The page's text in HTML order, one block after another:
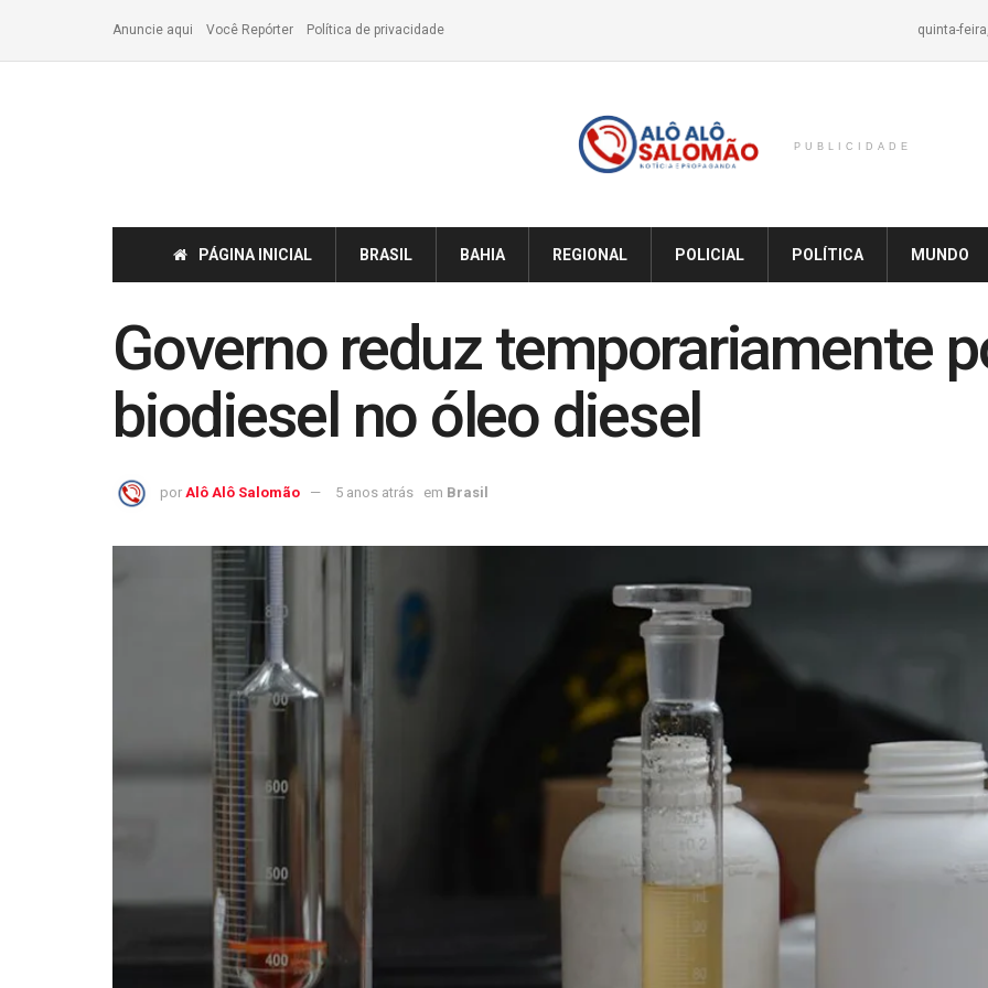
Anuncie aqui Você Repórter Política de privacidade quinta-
PUBLICIDADE
PÁGINA INICIAL BRASIL BAHIA REGIONAL POLICIAL POLÍTICA MUNDO
Governo reduz temporariamente
biodiesel no óleo diesel
por Alô Alô Salomão 5 anos atrás em Brasil